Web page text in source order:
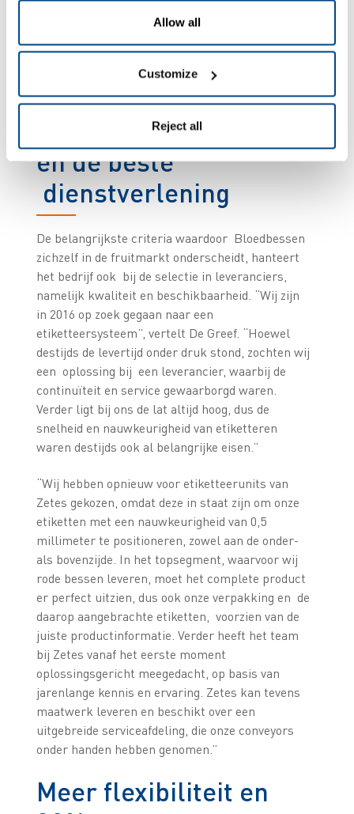
Allow all
Customize
Reject all
toenemende regelgeving op het gebied van
voedselveiligheid, hebben wij geïnvesteerd in een
automatiseringsoplossing voor het
Kwaliteit, continuïteit
en de beste
dienstverlening
De belangrijkste criteria waardoor Bloedbessen
zichzelf in de fruitmarkt onderscheidt, hanteert
het bedrijf ook bij de selectie in leveranciers,
namelijk kwaliteit en beschikbaarheid. “Wij zijn
in 2016 op zoek gegaan naar een
etiketteersysteem”, vertelt De Greef. “Hoewel
destijds de levertijd onder druk stond, zochten wij
een oplossing bij een leverancier, waarbij de
continuïteit en service gewaarborgd waren.
Verder ligt bij ons de lat altijd hoog, dus de
snelheid en nauwkeurigheid van etiketteren
waren destijds ook al belangrijke eisen.”
“Wij hebben opnieuw voor etiketteerunits van
Zetes gekozen, omdat deze in staat zijn om onze
etiketten met een nauwkeurigheid van 0,5
millimeter te positioneren, zowel aan de onder-
als bovenzijde. In het topsegment, waarvoor wij
rode bessen leveren, moet het complete product
er perfect uitzien, dus ook onze verpakking en de
daarop aangebrachte etiketten, voorzien van de
juiste productinformatie. Verder heeft het team
bij Zetes vanaf het eerste moment
oplossingsgericht meegedacht, op basis van
jarenlange kennis en ervaring. Zetes kan tevens
maatwerk leveren en beschikt over een
uitgebreide serviceafdeling, die onze conveyors
onder handen hebben genomen.”
Meer flexibiliteit en